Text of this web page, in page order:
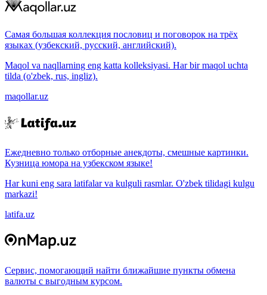
Самая большая коллекция пословиц и поговорок на трёх
языках (узбекский, русский, английский).
Maqol va naqllarning eng katta kolleksiyasi. Har bir maqol uchta
tilda (o'zbek, rus, ingliz).
maqollar.uz
Ежедневно только отборные анекдоты, смешные картинки.
Кузница юмора на узбекском языке!
Har kuni eng sara latifalar va kulguli rasmlar. O'zbek tilidagi kulgu
markazi!
latifa.uz
Сервис, помогающий найти ближайшие пункты обмена
валюты с выгодным курсом.